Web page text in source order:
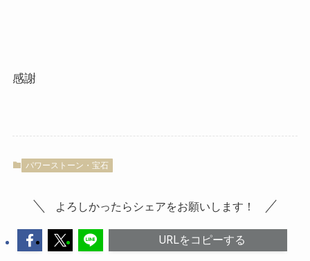
感謝
パワーストーン・宝石
よろしかったらシェアをお願いします！
URLをコピーする